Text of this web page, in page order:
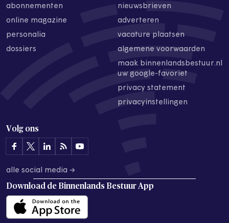
abonnementen
online magazine
personalia
dossiers
nieuwsbrieven
adverteren
vacature plaatsen
algemene voorwaarden
maak binnenlandsbestuur.nl
uw google-favoriet
privacy statement
privacyinstellingen
Volg ons
alle social media →
Download de Binnenlands Bestuur App